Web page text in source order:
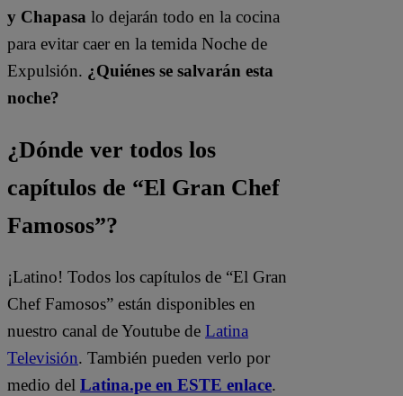
y Chapasa lo dejarán todo en la cocina
para evitar caer en la temida Noche de
Expulsión. ¿Quiénes se salvarán esta
noche?
¿Dónde ver todos los
capítulos de “El Gran Chef
Famosos”?
¡Latino! Todos los capítulos de “El Gran
Chef Famosos” están disponibles en
nuestro canal de Youtube de Latina
Televisión. También pueden verlo por
medio del Latina.pe en ESTE enlace.